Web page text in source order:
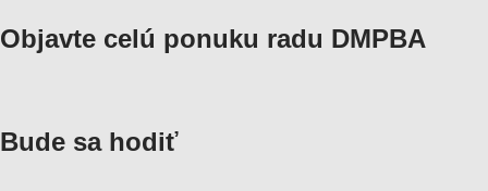
Objavte celú ponuku radu DMPBA
Bude sa hodiť